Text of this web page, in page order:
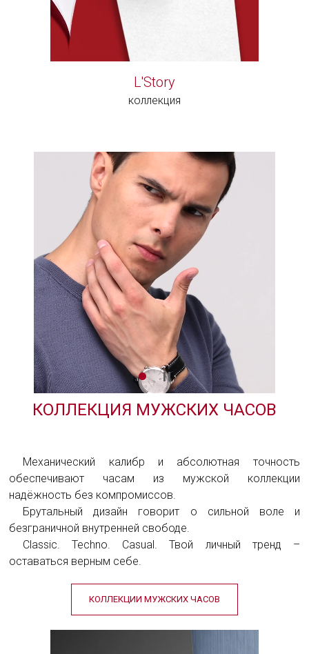
L'Story
коллекция
КОЛЛЕКЦИЯ МУЖСКИХ ЧАСОВ
Механический калибр и абсолютная точность
обеспечивают часам из мужской коллекции
надёжность без компромиссов.
Брутальный дизайн говорит о сильной воле и
безграничной внутренней свободе.
Classic. Techno. Casual. Твой личный тренд –
оставаться верным себе.
КОЛЛЕКЦИИ МУЖСКИХ ЧАСОВ